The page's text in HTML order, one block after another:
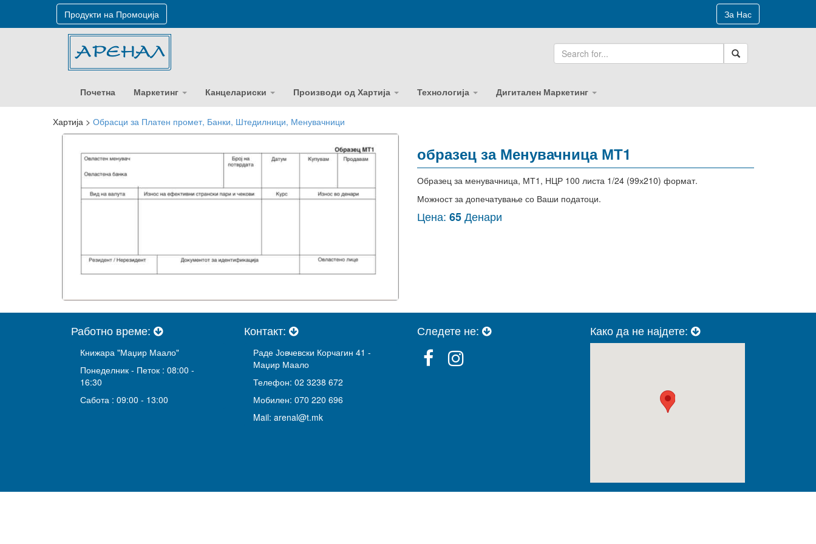
Продукти на Промоција За Нас
Почетна Маркетинг Канцелариски Производи од Хартија Технологија Дигитален Маркетинг
Хартија > Обрасци за Платен промет, Банки, Штедилници, Менувачници
образец за Менувачница МТ1
Образец за менувачница, МТ1, НЦР 100 листа 1/24 (99х210) формат.
Можност за допечатување со Ваши податоци.
Цена: 65Денари
Работно време:
Книжара "Маџир Маало"
Понеделник - Петок : 08:00 -
16:30
Сабота : 09:00 - 13:00
Контакт:
Раде Јовчевски Корчагин 41 -
Маџир Маало
Телефон: 02 3238 672
Мобилен: 070 220 696
Mail: arenal@t.mk
Следете не: Како да не најдете: